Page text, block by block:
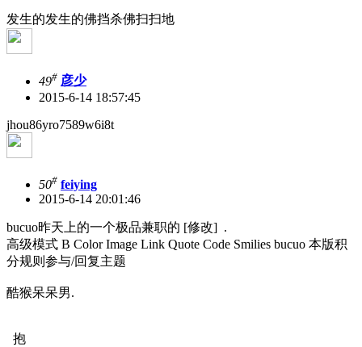
发生的发生的佛挡杀佛扫扫地
49# 彦少
2015-6-14 18:57:45
jhou86yro7589w6i8t
50# feiying
2015-6-14 20:01:46
bucuo昨天上的一个极品兼职的 [修改] .
高级模式 B Color Image Link Quote Code Smilies bucuo 本版积
分规则参与/回复主题
酷猴呆呆男.
抱